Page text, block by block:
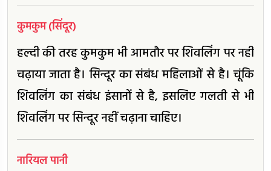
कुमकुम (सिंदूर)
हल्दी की तरह कुमकुम भी आमतौर पर शिवलिंग पर नहीं
चढ़ाया जाता है। सिन्दूर का संबंध महिलाओं से है। चूंकि
शिवलिंग का संबंध इंसानों से है, इसलिए गलती से भी
शिवलिंग पर सिन्दूर नहीं चढ़ाना चाहिए।
नारियल पानी